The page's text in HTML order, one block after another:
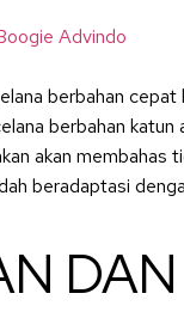
Advindo
berbahan cepat
berbahan katun
akan membahas
beradaptasi